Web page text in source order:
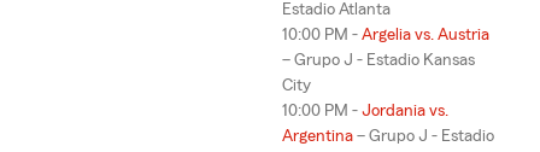
Estadio Atlanta
10:00 PM - Argelia vs. Austria
– Grupo J - Estadio Kansas
City
10:00 PM - Jordania vs.
Argentina – Grupo J - Estadio